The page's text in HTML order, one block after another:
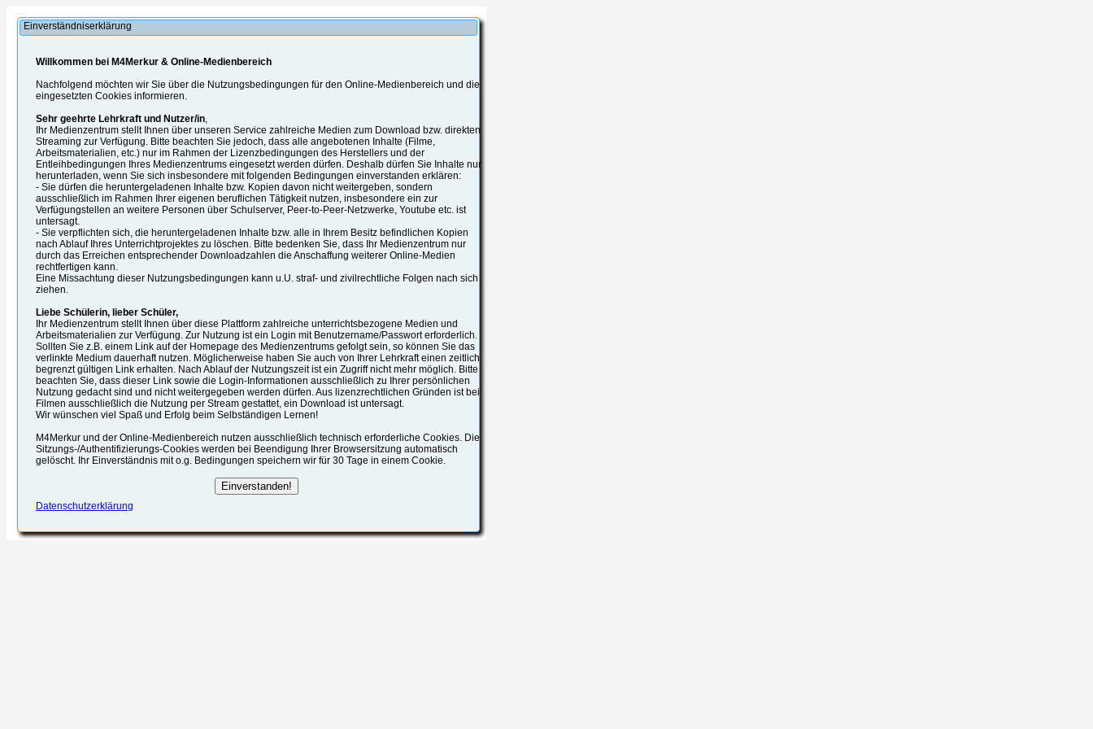
Einverständniserklärung
Willkommen bei M4Merkur & Online-Medienbereich
Nachfolgend möchten wir Sie über die Nutzungsbedingungen für den Online-Medienbereich und die
eingesetzten Cookies informieren.
Sehr geehrte Lehrkraft und Nutzer/in,
Ihr Medienzentrum stellt Ihnen über unseren Service zahlreiche Medien zum Download bzw. direkten
Streaming zur Verfügung. Bitte beachten Sie jedoch, dass alle angebotenen Inhalte (Filme,
Arbeitsmaterialien, etc.) nur im Rahmen der Lizenzbedingungen des Herstellers und der
Entleihbedingungen Ihres Medienzentrums eingesetzt werden dürfen. Deshalb dürfen Sie Inhalte nur
herunterladen, wenn Sie sich insbesondere mit folgenden Bedingungen einverstanden erklären:
- Sie dürfen die heruntergeladenen Inhalte bzw. Kopien davon nicht weitergeben, sondern
ausschließlich im Rahmen Ihrer eigenen beruflichen Tätigkeit nutzen, insbesondere ein zur
Verfügungstellen an weitere Personen über Schulserver, Peer-to-Peer-Netzwerke, Youtube etc. ist
untersagt.
- Sie verpflichten sich, die heruntergeladenen Inhalte bzw. alle in Ihrem Besitz befindlichen Kopien
nach Ablauf Ihres Unterrichtprojektes zu löschen. Bitte bedenken Sie, dass Ihr Medienzentrum nur
durch das Erreichen entsprechender Downloadzahlen die Anschaffung weiterer Online-Medien
rechtfertigen kann.
Eine Missachtung dieser Nutzungsbedingungen kann u.U. straf- und zivilrechtliche Folgen nach sich
ziehen.
Liebe Schülerin, lieber Schüler,
Ihr Medienzentrum stellt Ihnen über diese Plattform zahlreiche unterrichtsbezogene Medien und
Arbeitsmaterialien zur Verfügung. Zur Nutzung ist ein Login mit Benutzername/Passwort erforderlich.
Sollten Sie z.B. einem Link auf der Homepage des Medienzentrums gefolgt sein, so können Sie das
verlinkte Medium dauerhaft nutzen. Möglicherweise haben Sie auch von Ihrer Lehrkraft einen zeitlich
begrenzt gültigen Link erhalten. Nach Ablauf der Nutzungszeit ist ein Zugriff nicht mehr möglich. Bitte
beachten Sie, dass dieser Link sowie die Login-Informationen ausschließlich zu Ihrer persönlichen
Nutzung gedacht sind und nicht weitergegeben werden dürfen. Aus lizenzrechtlichen Gründen ist bei
Filmen ausschließlich die Nutzung per Stream gestattet, ein Download ist untersagt.
Wir wünschen viel Spaß und Erfolg beim Selbständigen Lernen!
M4Merkur und der Online-Medienbereich nutzen ausschließlich technisch erforderliche Cookies. Die
Sitzungs-/Authentifizierungs-Cookies werden bei Beendigung Ihrer Browsersitzung automatisch
gelöscht. Ihr Einverständnis mit o.g. Bedingungen speichern wir für 30 Tage in einem Cookie.
Datenschutzerklärung